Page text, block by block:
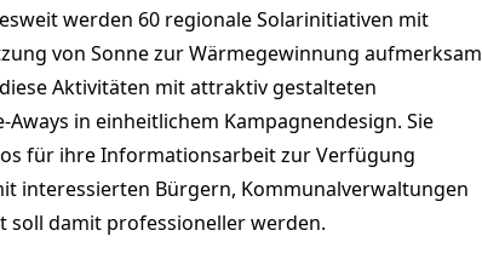
werden 60 regionale Solarinitiativen mit
von Sonne zur Wärmegewinnung aufmerksam
Aktivitäten mit attraktiv gestalteten
in einheitlichem Kampagnendesign. Sie
für ihre Informationsarbeit zur Verfügung
interessierten Bürgern, Kommunalverwaltungen
damit professioneller werden.